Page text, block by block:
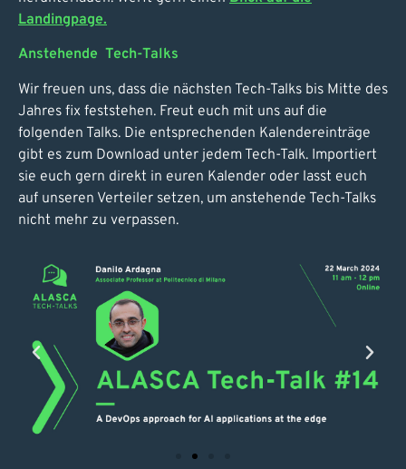
Landingpage.
Anstehende Tech-Talks
Wir freuen uns, dass die nächsten Tech-Talks bis Mitte des
Jahres fix feststehen. Freut euch mit uns auf die
folgenden Talks. Die entsprechenden Kalendereinträge
gibt es zum Download unter jedem Tech-Talk. Importiert
sie euch gern direkt in euren Kalender oder lasst euch
auf unseren Verteiler setzen, um anstehende Tech-Talks
nicht mehr zu verpassen.